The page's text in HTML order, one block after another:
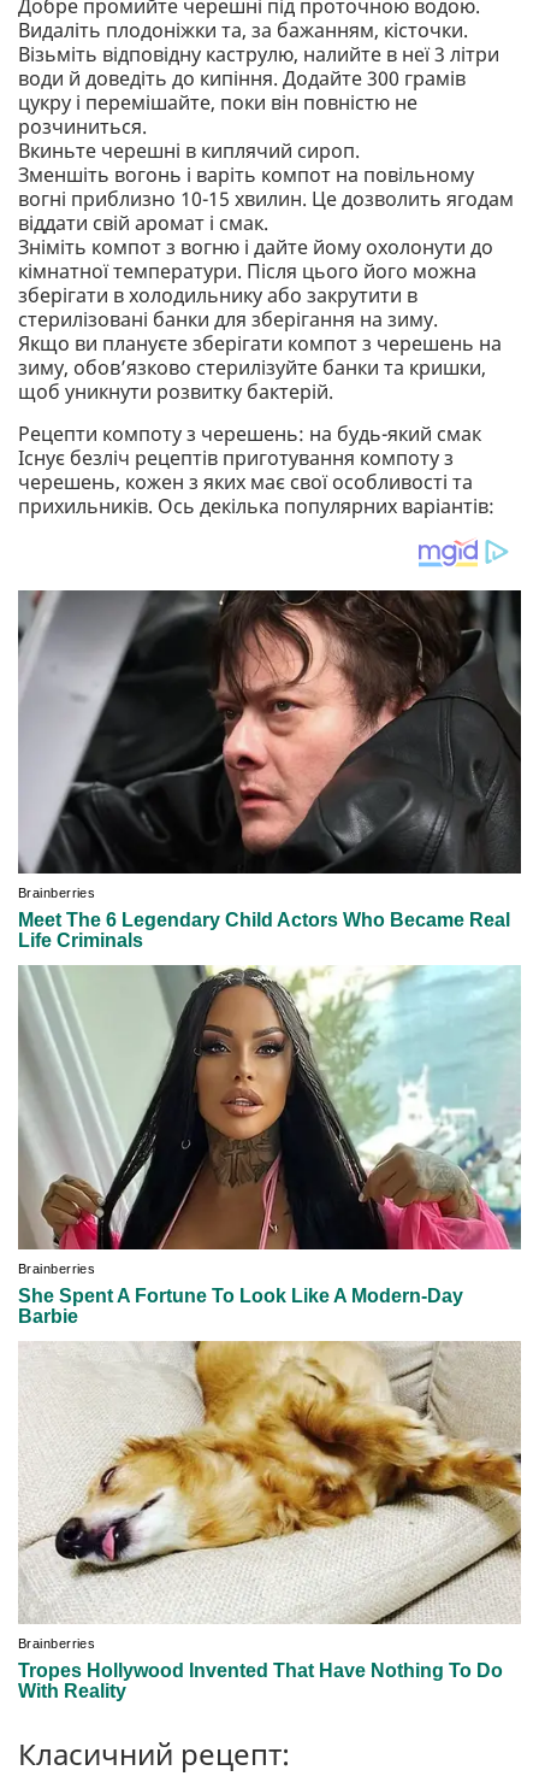
Добре промийте черешні під проточною водою.
Видаліть плодоніжки та, за бажанням, кісточки.
Візьміть відповідну каструлю, налийте в неї 3 літри
води й доведіть до кипіння. Додайте 300 грамів
цукру і перемішайте, поки він повністю не
розчиниться.
Вкиньте черешні в киплячий сироп.
Зменшіть вогонь і варіть компот на повільному
вогні приблизно 10-15 хвилин. Це дозволить ягодам
віддати свій аромат і смак.
Зніміть компот з вогню і дайте йому охолонути до
кімнатної температури. Після цього його можна
зберігати в холодильнику або закрутити в
стерилізовані банки для зберігання на зиму.
Якщо ви плануєте зберігати компот з черешень на
зиму, обов’язково стерилізуйте банки та кришки,
щоб уникнути розвитку бактерій.
Рецепти компоту з черешень: на будь-який смак
Існує безліч рецептів приготування компоту з
черешень, кожен з яких має свої особливості та
прихильників. Ось декілька популярних варіантів:
Класичний рецепт: